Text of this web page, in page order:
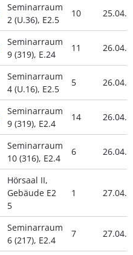
Seminarraum
2 (U.36), E2.5
10
Seminarraum
9 (319), E.24
11
Seminarraum
4 (U.16), E2.5
5
Seminarraum
9 (319), E2.4
14
Seminarraum
10 (316), E2.4
6
Hörsaal II,
Gebäude E2
5
1
Seminarraum
6 (217), E2.4
7